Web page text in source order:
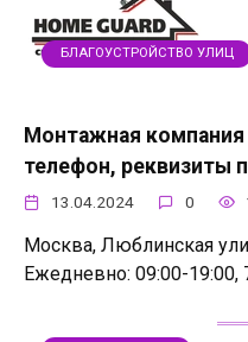
БЛАГОУСТРОЙСТВО УЛИЦ
Монтажная
телефон, реквизиты
13.04.2024 0
Москва, Люблинская
Ежедневно: 09:00-19:00,